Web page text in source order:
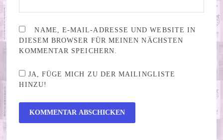
NAME, E-MAIL-ADRESSE UND WEBSITE IN
DIESEM BROWSER FÜR MEINEN NÄCHSTEN
KOMMENTAR SPEICHERN.
JA, FÜGE MICH ZU DER MAILINGLISTE
HINZU!